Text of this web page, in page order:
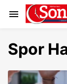
Spor